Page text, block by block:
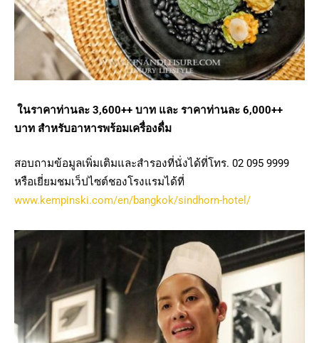
ในราคาท่านละ 3,600++ บาท และ ราคาท่านละ 6,000++
บาท สำหรับอาหารพร้อมเครื่องดื่ม
สอบถามข้อมูล​เพิ่มเติม​และสำรองที่นั่งได้ที่​โทร. 02 095 9999
หรือเยี่ยมชมเว็ปไซต์ชองโรงแรมได้ที่
www.kempinski.com/en/bangkok/sindhorn-hotel/